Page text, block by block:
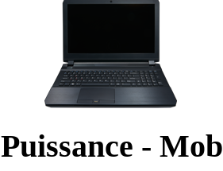
Puissance -